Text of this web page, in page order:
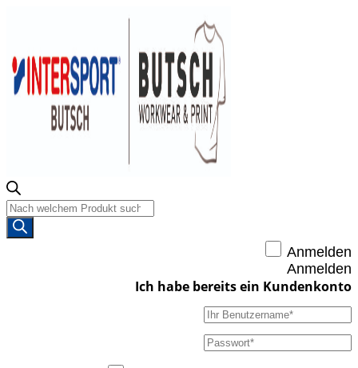
Products
search
Anmelden
Anmelden